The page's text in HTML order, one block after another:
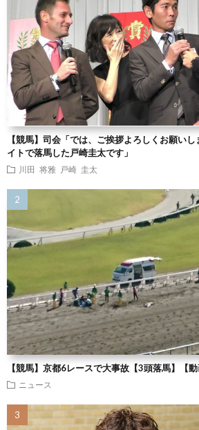
【競馬】司会「では、ご挨拶よろしくお願い
イトで落馬した戸崎圭太です」
川田 将雅 戸崎 圭太
【競馬】京都6レースで大事故【3頭落馬】【動
ニュース